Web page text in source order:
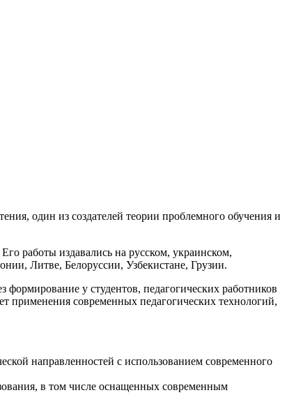
один из создателей теории проблемного обучения и
работы издавались на русском, украинском,
Литве, Белоруссии, Узбекистане, Грузии.
у студентов, педагогических работников
применения современных педагогических технологий,
направленностей с использованием современного
в том числе оснащенных современным